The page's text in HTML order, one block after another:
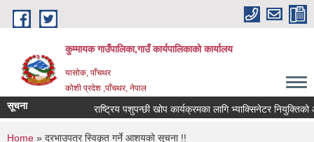
Skip to main content
कुम्मायक गाउँपालिका,गाउँ कार्यपालिकाको कार्यालय
यासोक, पाँचथर
कोशी प्रदेश ,पाँचथर, नेपाल
सूचना राष्ट्रिय पशुपन्छी खोप कार्यक्रमका लागि भ्याक्सिनेटर नियुक्तिको
Home » दरभाउपत्र स्विकृत गर्ने आशयको सूचना !!